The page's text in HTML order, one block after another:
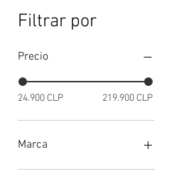
Filtrar por
Precio
24.900 CLP 219.900 CLP
Marca
Brawa